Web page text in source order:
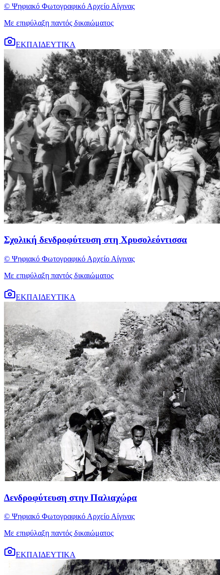
© Ψηφιακό Φωτογραφικό Αρχείο Αίγινας
Με επιφύλαξη παντός δικαιώματος
ΕΚΠΑΙΔΕΥΤΙΚΑ
Σχολική δενδροφύτευση στη Χρυσολεόντισσα
© Ψηφιακό Φωτογραφικό Αρχείο Αίγινας
Με επιφύλαξη παντός δικαιώματος
ΕΚΠΑΙΔΕΥΤΙΚΑ
Δενδροφύτευση στην Παλιαχώρα
© Ψηφιακό Φωτογραφικό Αρχείο Αίγινας
Με επιφύλαξη παντός δικαιώματος
ΕΚΠΑΙΔΕΥΤΙΚΑ